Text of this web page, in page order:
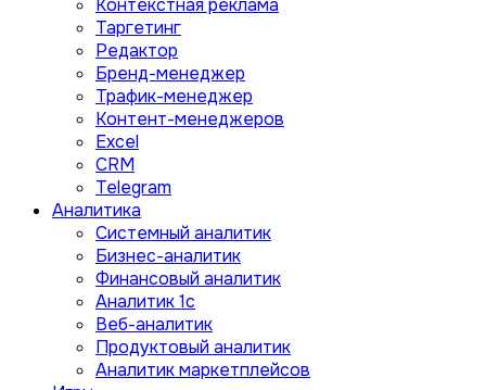
Контекстная реклама
Таргетинг
Редактор
Бренд-менеджер
Трафик-менеджер
Контент-менеджеров
Excel
CRM
Telegram
Аналитика
Системный аналитик
Бизнес-аналитик
Финансовый аналитик
Aналитик 1с
Веб-аналитик
Продуктовый аналитик
Аналитик маркетплейсов